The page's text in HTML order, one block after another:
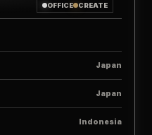
OFFICE CREATE
Japan
Japan
Indonesia